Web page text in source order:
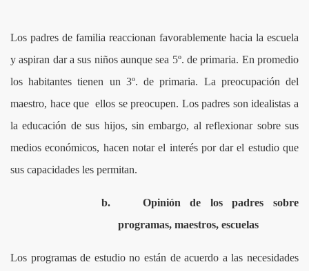
Los padres de familia reaccionan favorablemente hacia la escuela
y aspiran dar a sus niños aunque sea 5º. de primaria. En promedio
los habitantes tienen un 3º. de primaria. La preocupación del
maestro, hace que ellos se preocupen. Los padres son idealistas a
la educación de sus hijos, sin embargo, al reflexionar sobre sus
medios económicos, hacen notar el interés por dar el estudio que
sus capacidades les permitan.
b.
Opinión de los padres sobre
programas, maestros, escuelas
Los programas de estudio no están de acuerdo a las necesidades